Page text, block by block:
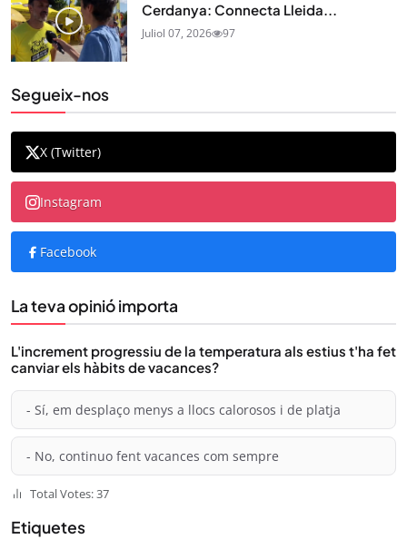
Cerdanya: Connecta Lleida...
Juliol 07, 2026 97
Segueix-nos
X (Twitter)
Instagram
Facebook
La teva opinió importa
L'increment progressiu de la temperatura als estius t'ha fet
canviar els hàbits de vacances?
- Sí, em desplaço menys a llocs calorosos i de platja
- No, continuo fent vacances com sempre
Total Votes: 37
Etiquetes